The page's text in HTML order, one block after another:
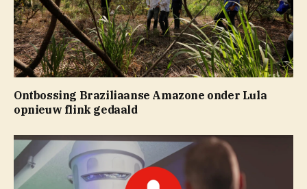
Ontbossing Braziliaanse Amazone onder Lula
opnieuw flink gedaald